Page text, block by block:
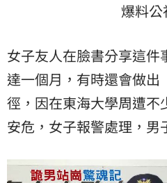
爆料公
女子友人在臉書分享這件
達一個月，有時還會做出
徑，因在東海大學周遭不
安危，女子報警處理，男